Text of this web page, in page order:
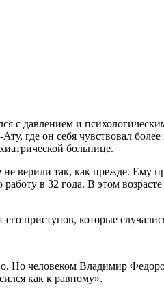
с давлением и
где он себя чувствовал
больнице.
верили так, как прежде. Ему
в 32 года. В этом
приступов, которые
Но человеком Владимир
как к равному».